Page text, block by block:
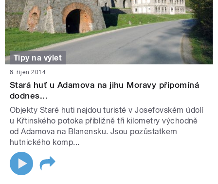
Tipy na výlet
8. říjen 2014
Stará huť u Adamova na jihu Moravy připomíná
dodnes...
Objekty Staré huti najdou turisté v Josefovském údolí
u Křtinského potoka přibližně tři kilometry východně
od Adamova na Blanensku. Jsou pozůstatkem
hutnického komp...